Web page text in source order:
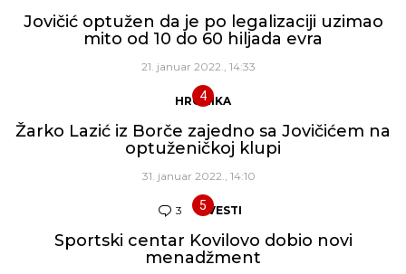
Jovičić optužen da je po legalizaciji uzimao
mito od 10 do 60 hiljada evra
21. januar 2022., 14:33
HRONIKA
Žarko Lazić iz Borče zajedno sa Jovičićem na
optuženičkoj klupi
31. januar 2022., 14:10
3 Komentara
VESTI
Sportski centar Kovilovo dobio novi
menadžment